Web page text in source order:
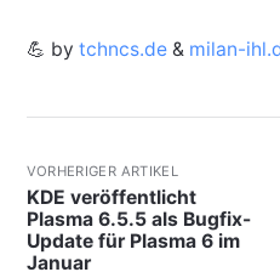
💪 by tchncs.de& milan-
VORHERIGER ARTIKEL
KDE veröffentlicht
Plasma 6.5.5 als Bugfix-
Update für Plasma 6 im
Januar